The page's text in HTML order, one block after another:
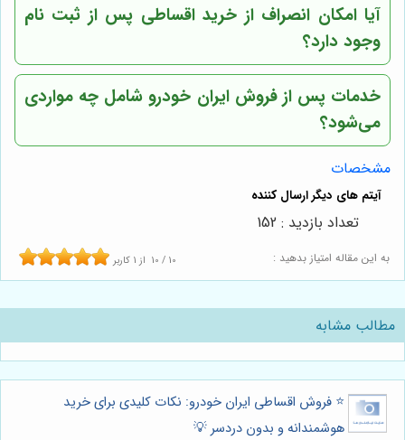
آیا امکان انصراف از خرید اقساطی پس از ثبت نام
وجود دارد؟
خدمات پس از فروش ایران خودرو شامل چه مواردی
می‌شود؟
مشخصات
به این مقاله امتیاز بدهید : 10 / 10 از 1 کاربر
تعداد بازدید : 152
مطالب مشابه
⭐️ فروش اقساطی ایران خودرو: نکات کلیدی برای خرید
هوشمندانه و بدون دردسر 💡